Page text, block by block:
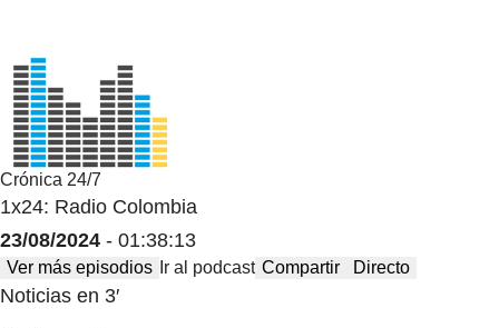
Crónica 24/7
1x24: Radio Colombia
23/08/2024 - 01:38:13
Ver más episodios Ir al podcast Compartir Directo
Noticias en 3′